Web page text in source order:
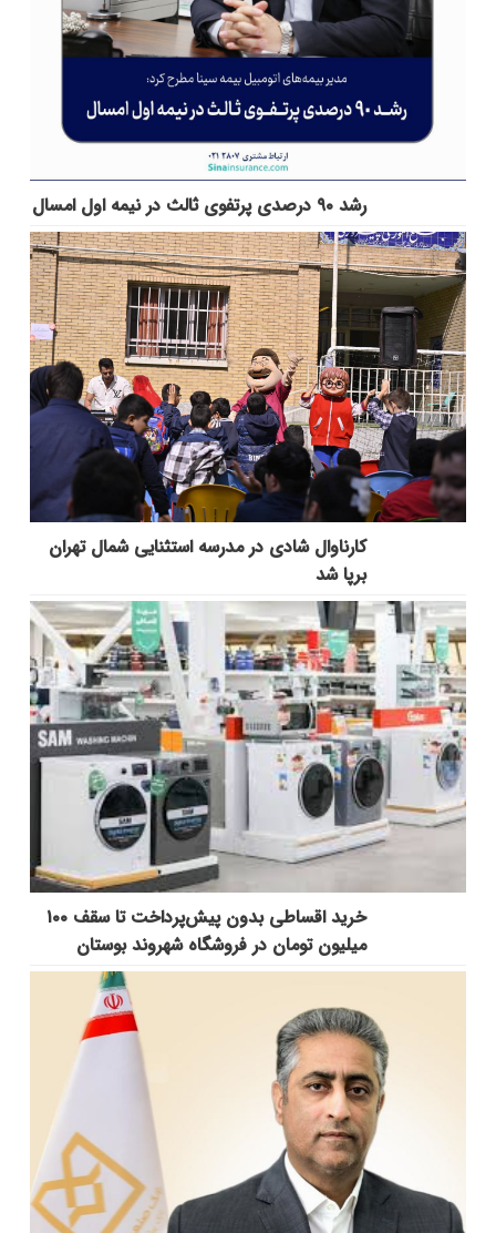
رشد ۹۰ درصدی پرتفوی ثالث در نیمه اول امسال
کارناوال شادی در مدرسه استثنایی شمال تهران
برپا شد
خرید اقساطی بدون پیش‌پرداخت تا سقف ۱۰۰
میلیون تومان در فروشگاه شهروند بوستان